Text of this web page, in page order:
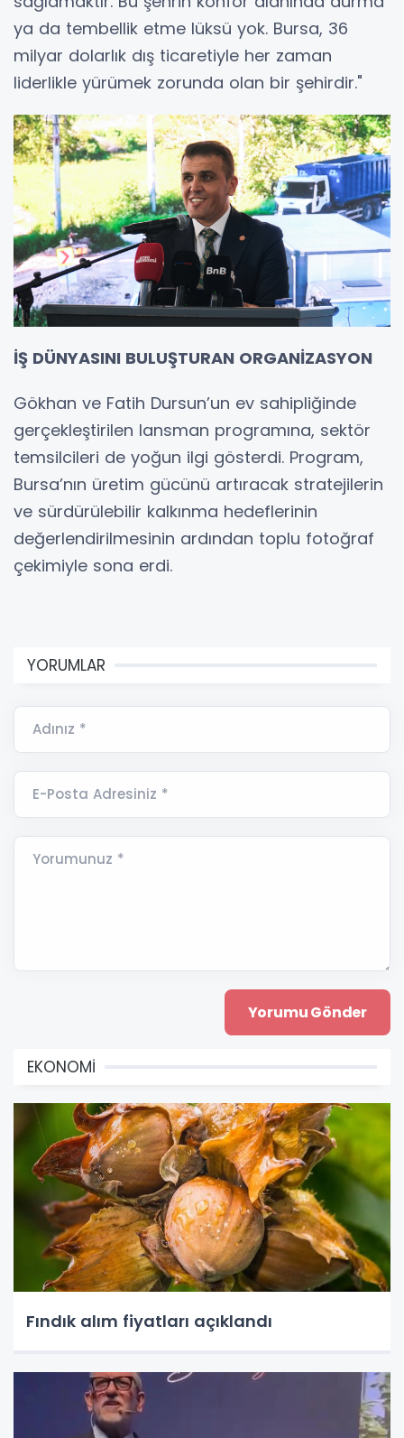
ya da tembellik etme lüksü yok. Bursa, 36
milyar dolarlık dış ticaretiyle her zaman
liderlikle yürümek zorunda olan bir şehirdir."
İŞ DÜNYASINI BULUŞTURAN ORGANİZASYON
Gökhan ve Fatih Dursun’un ev sahipliğinde
gerçekleştirilen lansman programına, sektör
temsilcileri de yoğun ilgi gösterdi. Program,
Bursa’nın üretim gücünü artıracak stratejilerin
ve sürdürülebilir kalkınma hedeflerinin
değerlendirilmesinin ardından toplu fotoğraf
çekimiyle sona erdi.
YORUMLAR
Adınız *
E-Posta Adresiniz *
Yorumunuz *
EKONOMİ
Fındık alım fiyatları açıklandı